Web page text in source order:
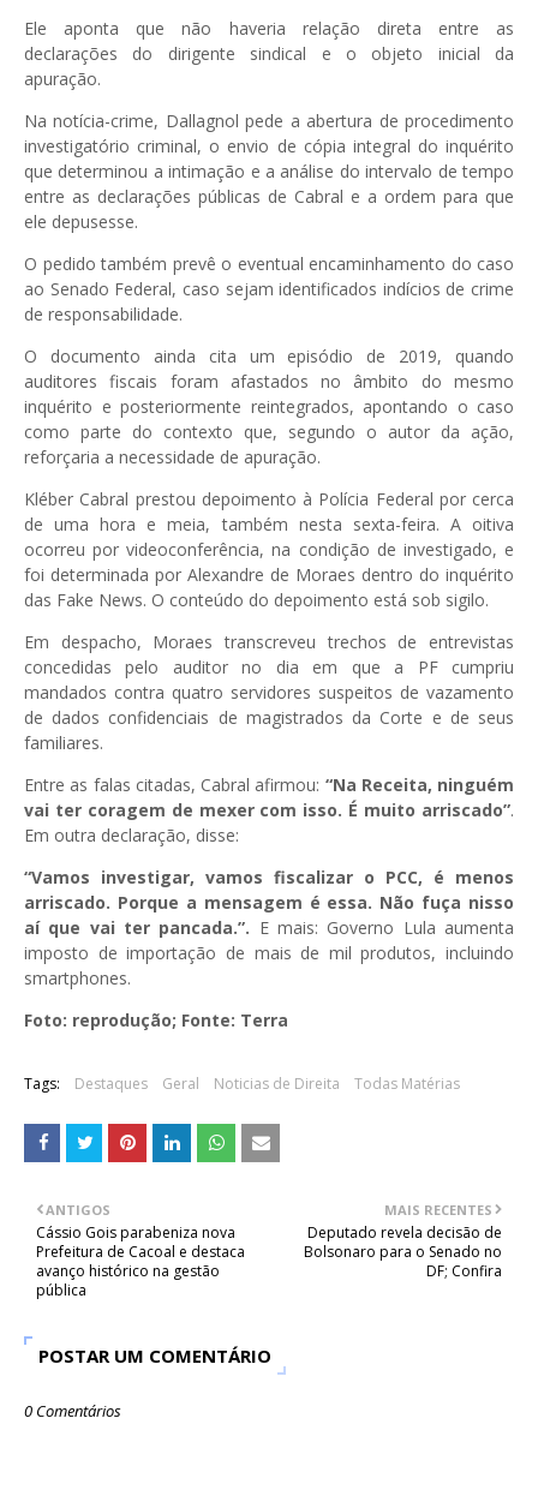
Ele aponta que não haveria relação direta entre as
declarações do dirigente sindical e o objeto inicial da
apuração.
Na notícia-crime, Dallagnol pede a abertura de procedimento
investigatório criminal, o envio de cópia integral do inquérito
que determinou a intimação e a análise do intervalo de tempo
entre as declarações públicas de Cabral e a ordem para que
ele depusesse.
O pedido também prevê o eventual encaminhamento do caso
ao Senado Federal, caso sejam identificados indícios de crime
de responsabilidade.
O documento ainda cita um episódio de 2019, quando
auditores fiscais foram afastados no âmbito do mesmo
inquérito e posteriormente reintegrados, apontando o caso
como parte do contexto que, segundo o autor da ação,
reforçaria a necessidade de apuração.
Kléber Cabral prestou depoimento à Polícia Federal por cerca
de uma hora e meia, também nesta sexta-feira. A oitiva
ocorreu por videoconferência, na condição de investigado, e
foi determinada por Alexandre de Moraes dentro do inquérito
das Fake News. O conteúdo do depoimento está sob sigilo.
Em despacho, Moraes transcreveu trechos de entrevistas
concedidas pelo auditor no dia em que a PF cumpriu
mandados contra quatro servidores suspeitos de vazamento
de dados confidenciais de magistrados da Corte e de seus
familiares.
Entre as falas citadas, Cabral afirmou: “Na Receita, ninguém
vai ter coragem de mexer com isso. É muito arriscado”.
Em outra declaração, disse:
“Vamos investigar, vamos fiscalizar o PCC, é menos
arriscado. Porque a mensagem é essa. Não fuça nisso
aí que vai ter pancada.”. E mais: Governo Lula aumenta
imposto de importação de mais de mil produtos, incluindo
smartphones.
Foto: reprodução; Fonte: Terra
Tags: Destaques Geral Noticias de Direita Todas Matérias
MAIS RECENTES
Deputado revela decisão de
Bolsonaro para o Senado no
DF; Confira
ANTIGOS
Cássio Gois parabeniza nova
Prefeitura de Cacoal e destaca
avanço histórico na gestão
pública
POSTAR UM COMENTÁRIO
0 Comentários